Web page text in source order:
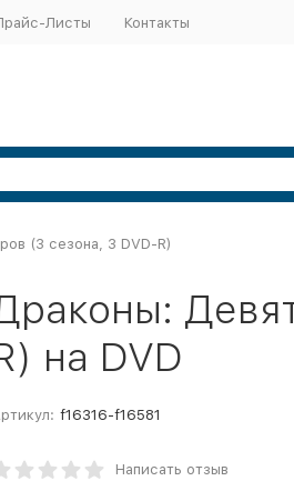
Листы Контакты
(3 сезона, 3 DVD-R)
на DVD
f16316-f16581
Написать отзыв